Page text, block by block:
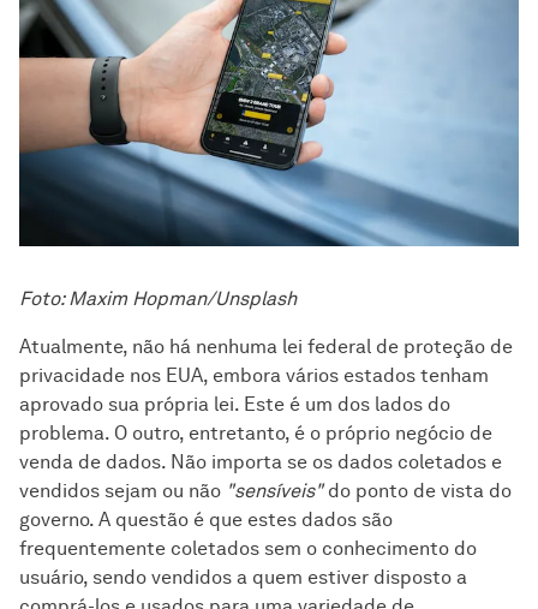
Foto: Maxim Hopman/Unsplash
Atualmente, não há nenhuma lei federal de proteção de
privacidade nos EUA, embora vários estados tenham
aprovado sua própria lei. Este é um dos lados do
problema. O outro, entretanto, é o próprio negócio de
venda de dados. Não importa se os dados coletados e
vendidos sejam ou não "sensíveis"do ponto de vista do
governo. A questão é que estes dados são
frequentemente coletados sem o conhecimento do
usuário, sendo vendidos a quem estiver disposto a